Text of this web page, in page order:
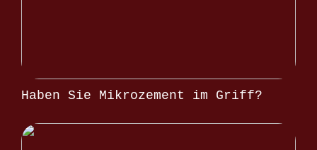
Haben Sie Mikrozement im Griff?